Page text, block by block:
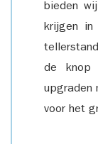
bieden
krijgen in
de knop
upgraden
voor het